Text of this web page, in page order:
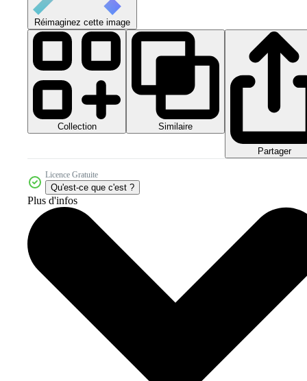
Réimaginez cette image
Collection Similaire
Partager
Licence Gratuite
Qu'est-ce que c'est ?
Plus d'infos